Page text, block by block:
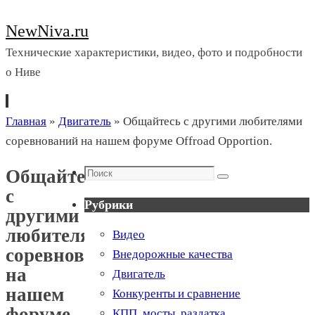
NewNiva.ru
Технические характеристики, видео, фото и подробности
о Ниве
Перейти
к
Главная » Двигатель » Общайтесь с другими любителями
соревнований на нашем форуме Offroad Opportion.
Общайтесь
с
другими
любителями
соревнований
на
нашем
Поиск
Поиск
Рубрики
Видео
Внедорожные качества
Двигатель
Конкуренты и сравнение